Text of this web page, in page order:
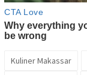
Kuliner Makassar